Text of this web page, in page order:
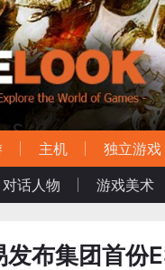
主机
独立游戏
对话人物 游戏美术
发布集团首份